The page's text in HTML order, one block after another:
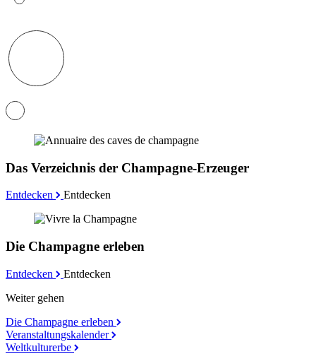
Das Verzeichnis der Champagne-Erzeuger
Entdecken Entdecken
Die Champagne erleben
Entdecken
Entdecken
Weiter gehen
Die Champagne erleben
Veranstaltungskalender
Weltkulturerbe